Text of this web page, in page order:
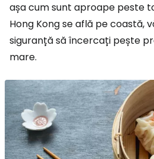
așa cum sunt aproape peste
Hong Kong se află pe coastă,
siguranță să încercați pește
mare.